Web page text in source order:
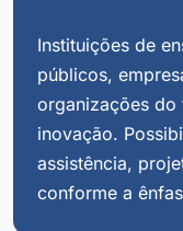
Instituições de
públicos,
organizações do
inovação.
assistência,
conforme a